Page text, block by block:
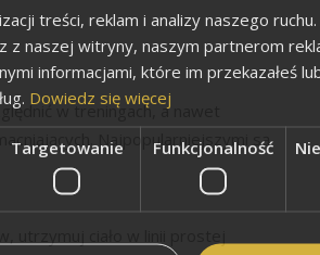
w treningach, a nawet
Najpopularniejszymi są
utrzymuj ciało w linii prostej
treści, reklam i analizy naszego
z naszej witryny, naszym partnerom
informacjami, które im przekazałeś
Dowiedz się więcej
Targetowanie Funkcjonalność